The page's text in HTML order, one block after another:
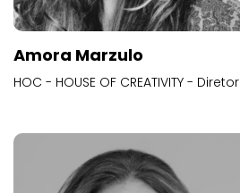
Amora Marzulo
HOC - HOUSE OF CREATIVITY - Diretor